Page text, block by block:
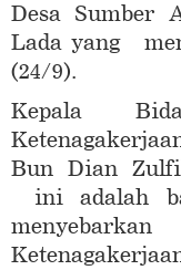
Desa Sumber
Lada yang
(24/9).
Kepala
Bun Dian
ini adalah
menyebarkan